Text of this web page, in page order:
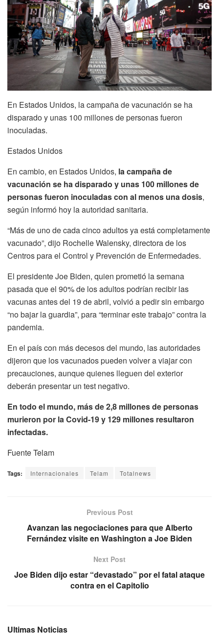
En Estados Unidos, la campaña de vacunación se ha
disparado y unas 100 millones de personas fueron
inoculadas.
Estados Unidos
En cambio, en Estados Unidos, la campaña de
vacunación se ha disparado y unas 100 millones de
personas fueron inoculadas con al menos una dosis,
según informó hoy la autoridad sanitaria.
“Más de uno de cada cinco adultos ya está completamente
vacunado”, dijo Rochelle Walensky, directora de los
Centros para el Control y Prevención de Enfermedades.
El presidente Joe Biden, quien prometió la semana
pasada que el 90% de los adultos podrían recibir las
vacunas antes del 19 de abril, volvió a pedir sin embargo
“no bajar la guardia”, para “terminar este trabajo” contra la
pandemia.
En el país con más decesos del mundo, las autoridades
dijeron que los vacunados pueden volver a viajar con
precauciones, aunque quienes lleguen del exterior
deberán presentar un test negativo.
En todo el mundo, más de 2,8 millones de personas
murieron por la Covid-19 y 129 millones resultaron
infectadas.
Fuente Telam
Tags: Internacionales Telam Totalnews
Previous Post
Avanzan las negociaciones para que Alberto
Fernández visite en Washington a Joe Biden
Next Post
Joe Biden dijo estar “devastado” por el fatal ataque
contra en el Capitolio
Ultimas Noticias